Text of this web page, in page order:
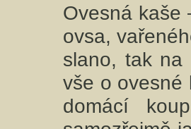
Ovesná kaše
ovsa,
slano, tak na
vše o ovesné
domácí